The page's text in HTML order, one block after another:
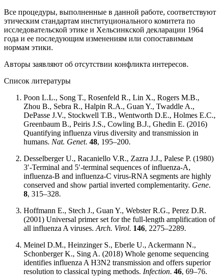
Все процедуры, выполненные в данной работе, соответствуют
этическим стандартам институционального комитета по
исследовательской этике и Хельсинкской декларации 1964
года и ее последующим изменениям или сопоставимым
нормам этики.
Авторы заявляют об отсутствии конфликта интересов.
Список литературы
Poon L.L., Song T., Rosenfeld R., Lin X., Rogers M.B.,
Zhou B., Sebra R., Halpin R.A., Guan Y., Twaddle A.,
DePasse J.V., Stockwell T.B., Wentworth D.E., Holmes E.C.,
Greenbaum B., Peiris J.S., Cowling B.J., Ghedin E. (2016)
Quantifying influenza virus diversity and transmission in
humans. Nat. Genet. 48, 195–200.
Desselberger U., Racaniello V.R., Zazra J.J., Palese P. (1980)
3′-Terminal and 5′-terminal sequences of influenza-A,
influenza-B and influenza-C virus-RNA segments are highly
conserved and show partial inverted complementarity. Gene.
8, 315–328.
Hoffmann E., Stech J., Guan Y., Webster R.G., Perez D.R.
(2001) Universal primer set for the full-length amplification of
all influenza A viruses. Arch. Virol. 146, 2275–2289.
Meinel D.M., Heinzinger S., Eberle U., Ackermann N.,
Schonberger K., Sing A. (2018) Whole genome sequencing
identifies influenza A H3N2 transmission and offers superior
resolution to classical typing methods. Infection. 46, 69–76.